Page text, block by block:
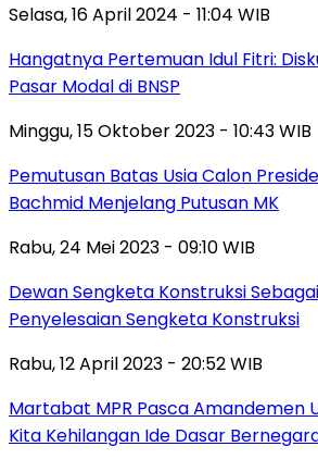
Selasa, 16 April 2024 - 11:04 WIB
Hangatnya Pertemuan Idul Fitri:
Pasar Modal di BNSP
Minggu, 15 Oktober 2023 - 10:43 WIB
Pemutusan Batas Usia Calon
Bachmid Menjelang Putusan MK
Rabu, 24 Mei 2023 - 09:10 WIB
Dewan Sengketa Konstruksi
Penyelesaian Sengketa Konstruksi
Rabu, 12 April 2023 - 20:52 WIB
Martabat MPR Pasca Amandemen
Kita Kehilangan Ide Dasar